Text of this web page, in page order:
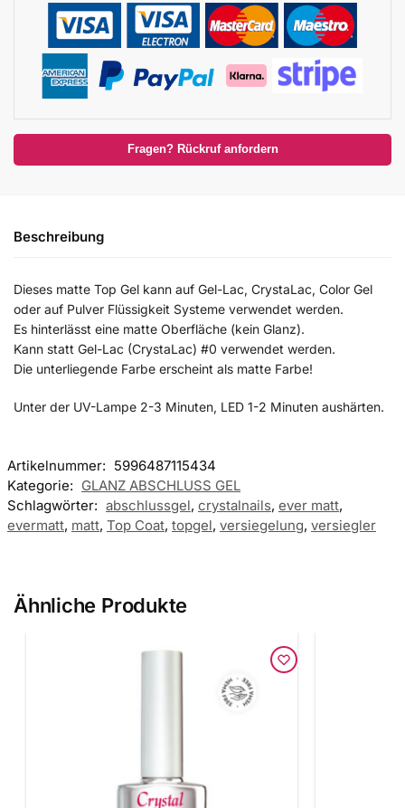
Fragen? Rückruf anfordern
Beschreibung
Dieses matte Top Gel kann auf Gel-Lac, CrystaLac, Color Gel
oder auf Pulver Flüssigkeit Systeme verwendet werden.
Es hinterlässt eine matte Oberfläche (kein Glanz).
Kann statt Gel-Lac (CrystaLac) #0 verwendet werden.
Die unterliegende Farbe erscheint als matte Farbe!
Unter der UV-Lampe 2-3 Minuten, LED 1-2 Minuten aushärten.
Artikelnummer: 5996487115434
Kategorie: GLANZ ABSCHLUSS GEL
Schlagwörter: abschlussgel, crystalnails, ever matt,
evermatt, matt, Top Coat, topgel, versiegelung, versiegler
Ähnliche Produkte